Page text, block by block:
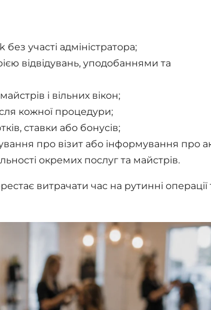
участі адміністратора;
відвідувань, уподобаннями та
і вільних вікон;
кожної процедури;
ставки або бонусів;
про візит або інформування про
окремих послуг та майстрів.
витрачати час на рутинні операції